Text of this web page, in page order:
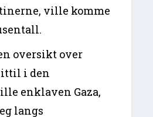
ville komme
oversikt over
i den
enklaven Gaza,
langs